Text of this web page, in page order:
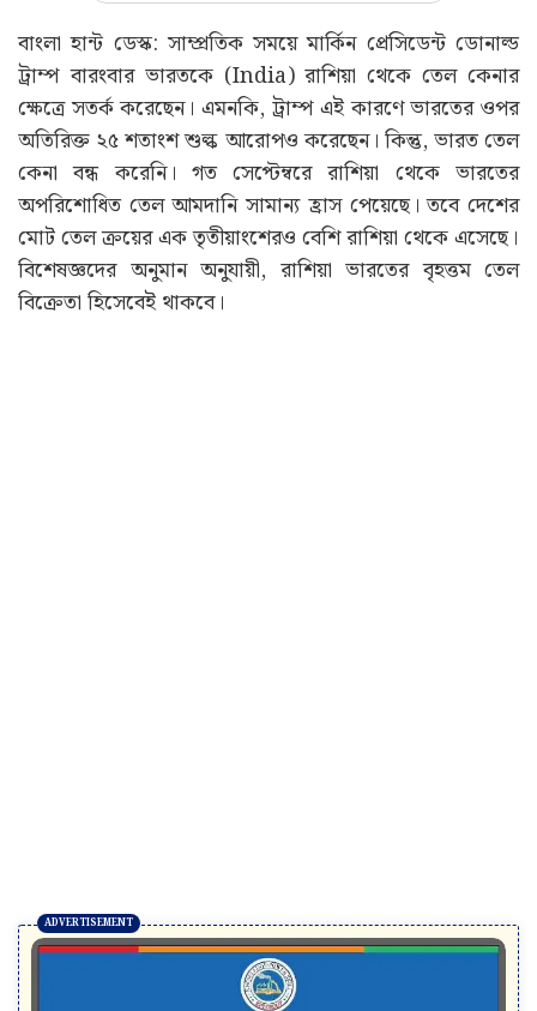
বাংলা হান্ট ডেস্ক: সাম্প্রতিক সময়ে মার্কিন প্রেসিডেন্ট ডোনাল্ড
ট্রাম্প বারংবার ভারতকে (India) রাশিয়া থেকে তেল কেনার
ক্ষেত্রে সতর্ক করেছেন। এমনকি, ট্রাম্প এই কারণে ভারতের ওপর
অতিরিক্ত ২৫ শতাংশ শুল্ক আরোপও করেছেন। কিন্তু, ভারত তেল
কেনা বন্ধ করেনি। গত সেপ্টেম্বরে রাশিয়া থেকে ভারতের
অপরিশোধিত তেল আমদানি সামান্য হ্রাস পেয়েছে। তবে দেশের
মোট তেল ক্রয়ের এক তৃতীয়াংশেরও বেশি রাশিয়া থেকে এসেছে।
বিশেষজ্ঞদের অনুমান অনুযায়ী, রাশিয়া ভারতের বৃহত্তম তেল
বিক্রেতা হিসেবেই থাকবে।